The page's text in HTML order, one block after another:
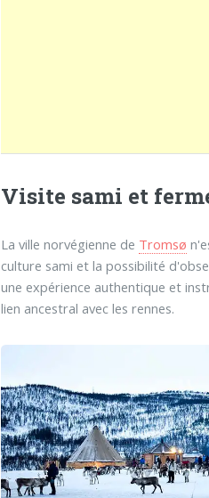
Visite sami et
La ville norvégienne de Tromsø
culture sami et la possibilité
une expérience authentique et
lien ancestral avec les rennes.